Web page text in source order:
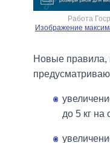
Работа
Изображение
Новые правила,
до 5 кг на